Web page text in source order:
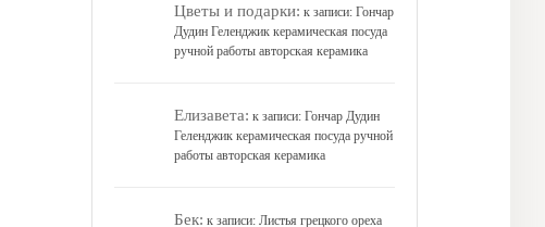
Цветы и подарки: к записи: Гончар
Дудин Геленджик керамическая посуда
ручной работы авторская керамика
Елизавета: к записи: Гончар Дудин
Геленджик керамическая посуда ручной
работы авторская керамика
Бек: к записи: Листья грецкого ореха